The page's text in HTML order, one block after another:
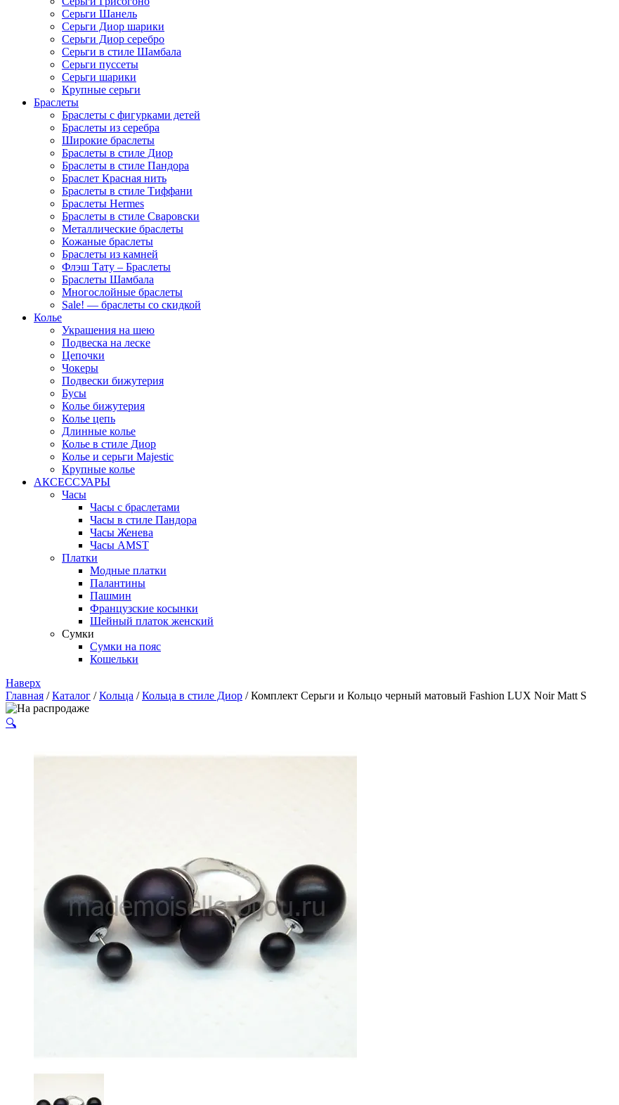
Серьги Шанель
Серьги Диор шарики
Серьги Диор серебро
Серьги в стиле Шамбала
Серьги пуссеты
Серьги шарики
Крупные серьги
Браслеты
Браслеты с фигурками детей
Браслеты из серебра
Широкие браслеты
Браслеты в стиле Диор
Браслеты в стиле Пандора
Браслет Красная нить
Браслеты в стиле Тиффани
Браслеты Hermes
Браслеты в стиле Сваровски
Металлические браслеты
Кожаные браслеты
Браслеты из камней
Флэш Тату – Браслеты
Браслеты Шамбала
Многослойные браслеты
Sale! — браслеты со скидкой
Колье
Украшения на шею
Подвеска на леске
Цепочки
Чокеры
Подвески бижутерия
Бусы
Колье бижутерия
Колье цепь
Длинные колье
Колье в стиле Диор
Колье и серьги Majestic
Крупные колье
АКСЕССУАРЫ
Часы
Часы с браслетами
Часы в стиле Пандора
Часы Женева
Часы AMST
Платки
Модные платки
Палантины
Пашмин
Французские косынки
Шейный платок женский
Сумки
Сумки на пояс
Кошельки
Наверх
Главная /Каталог /Кольца /Кольца в стиле Диор / Комплект Серьги и Кольцо черный матовый Fashion LUX Noir Matt S
🔍